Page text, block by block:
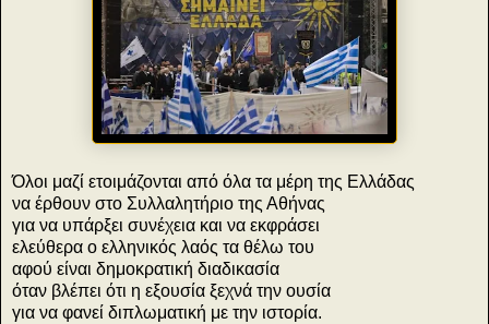
Όλοι μαζί ετοιμάζονται από όλα τα μέρη της Ελλάδας
να έρθουν στο Συλλαλητήριο της Αθήνας
για να υπάρξει συνέχεια και να εκφράσει
ελεύθερα ο ελληνικός λαός τα θέλω του
αφού είναι δημοκρατική διαδικασία
όταν βλέπει ότι η εξουσία ξεχνά την ουσία
για να φανεί διπλωματική με την ιστορία.